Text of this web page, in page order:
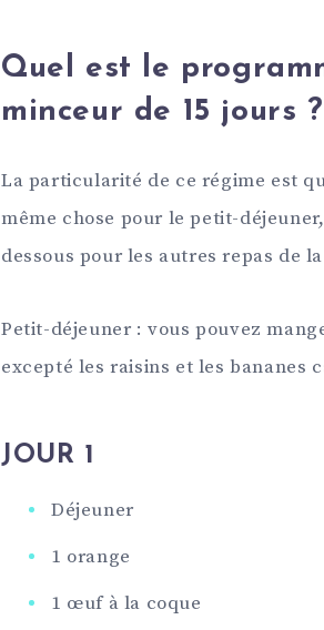
Quel est le
minceur de 15 jours ?
La particularité de ce régime est
même chose pour le petit-
dessous pour les autres repas de
Petit-déjeuner : vous pouvez
excepté les raisins et les bananes
JOUR 1
Déjeuner
1 orange
1 œuf à la coque